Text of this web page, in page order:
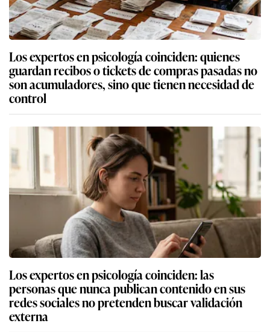
Los expertos en psicología coinciden: quienes
guardan recibos o tickets de compras pasadas no
son acumuladores, sino que tienen necesidad de
control
Los expertos en psicología coinciden: las
personas que nunca publican contenido en sus
redes sociales no pretenden buscar validación
externa